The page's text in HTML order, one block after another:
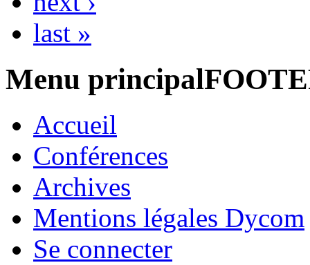
last »
Menu
Accueil
Conférences
Archives
Mentions légales Dycom
Se connecter